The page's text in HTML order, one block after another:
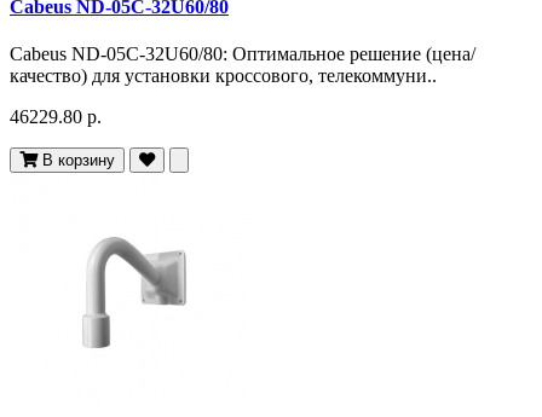
Cabeus ND-05C-32U60/80
Cabeus ND-05C-32U60/80: Оптимальное решение (цена/
качество) для установки кроссового, телекоммуни..
46229.80 р.
В корзину